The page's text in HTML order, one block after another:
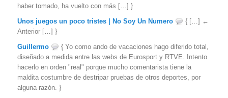
haber tomado, ha vuelto con más […] }
Unos juegos un poco tristes | No Soy Un Numero
{ […] ←
Anterior […] }
Guillermo
{ Yo como ando de vacaciones hago diferido total,
diseñado a medida entre las webs de Eurosport y RTVE. Intento
hacerlo en orden "real" porque mucho comentarista tiene la
maldita costumbre de destripar pruebas de otros deportes, por
alguna razón. }